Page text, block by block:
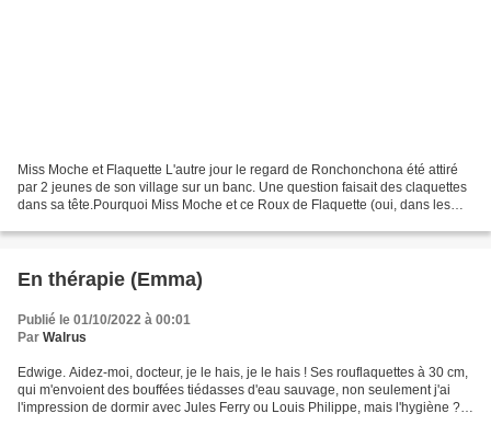
Miss Moche et Flaquette L'autre jour le regard de Ronchonchona été attiré
par 2 jeunes de son village sur un banc. Une question faisait des claquettes
dans sa tête.Pourquoi Miss Moche et ce Roux de Flaquette (oui, dans les
En thérapie (Emma)
Publié le 01/10/2022 à 00:01
Par Walrus
Edwige. Aidez-moi, docteur, je le hais, je le hais ! Ses rouflaquettes à 30 cm,
qui m'envoient des bouffées tiédasses d'eau sauvage, non seulement j'ai
l'impression de dormir avec Jules Ferry ou Louis Philippe, mais l'hygiène ?